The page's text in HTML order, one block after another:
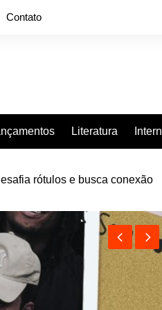
Contato
Literatura
rótulos e busca conexão